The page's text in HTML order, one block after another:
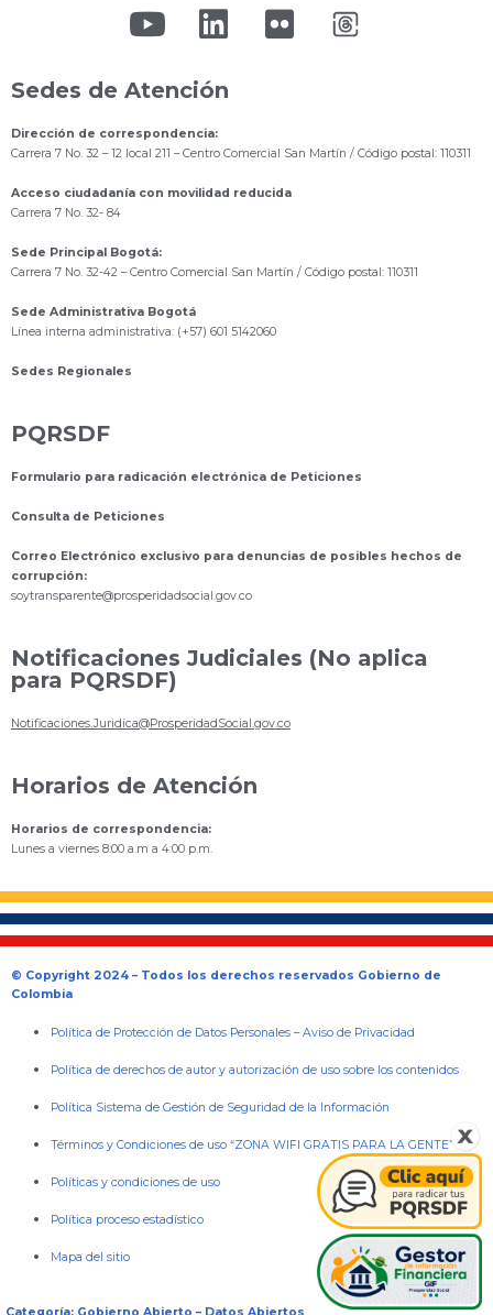
Sedes de Atención
Dirección de correspondencia:
Carrera 7 No. 32 – 12 local 211 – Centro Comercial San Martín / Código postal: 110311
Acceso ciudadanía con movilidad reducida
Carrera 7 No. 32- 84
Sede Principal Bogotá:
Carrera 7 No. 32-42 – Centro Comercial San Martín / Código postal: 110311
Sede Administrativa Bogotá
Línea interna administrativa: (+57) 601 5142060
Sedes Regionales
PQRSDF
Formulario para radicación electrónica de Peticiones
Consulta de Peticiones
Correo Electrónico exclusivo para denuncias de posibles hechos de
corrupción:
soytransparente@prosperidadsocial.gov.co
Notificaciones Judiciales (No aplica
para PQRSDF)
Notificaciones.Juridica@ProsperidadSocial.gov.co
Horarios de Atención
Horarios de correspondencia:
Lunes a viernes 8:00 a.m a 4:00 p.m.
© Copyright 2024 – Todos los derechos reservados Gobierno de
Colombia
Política de Protección de Datos Personales –Aviso de Privacidad
Política de derechos de autor y autorización de uso sobre los contenidos
Política Sistema de Gestión de Seguridad de la Información
Términos y Condiciones de uso “ZONA WIFI GRATIS PARA LA GENTE”
Políticas y condiciones de uso
Política proceso estadístico
Mapa del sitio